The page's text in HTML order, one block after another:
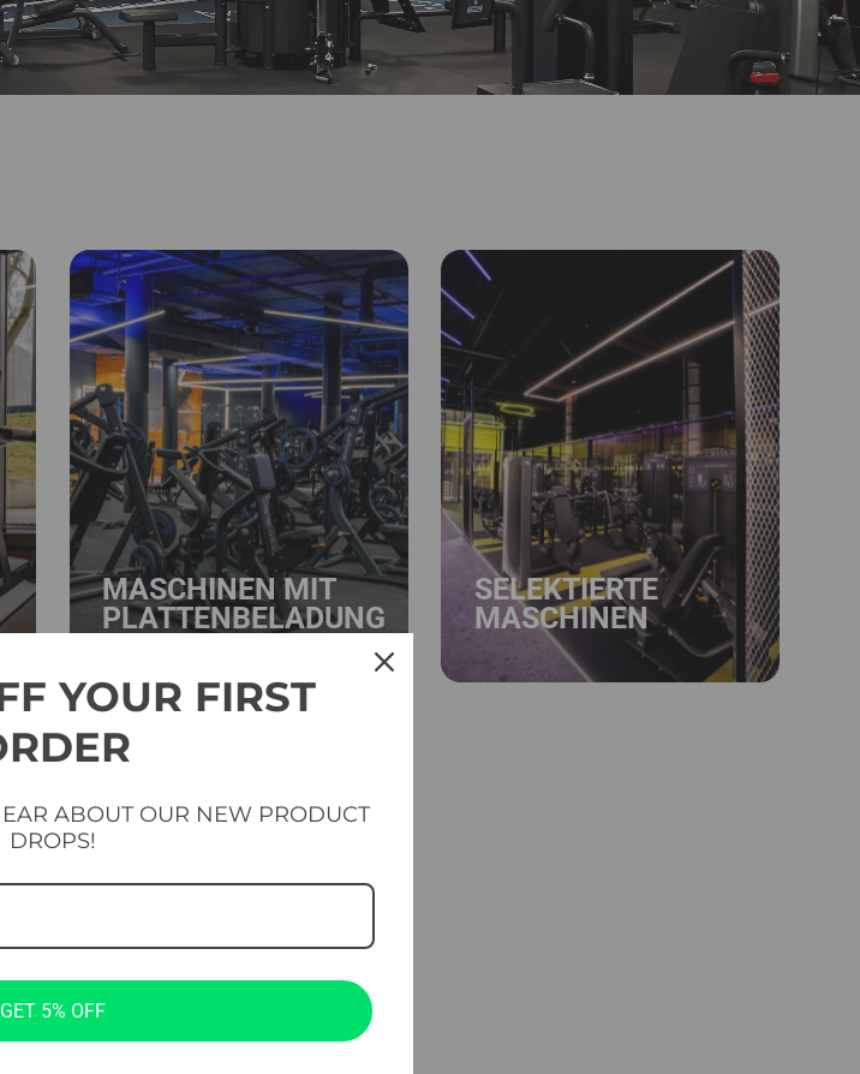
MASCHINEN MIT
PLATTENBELADUNG
SELEKTIERTE
MASCHINEN
YOUR FIRST
ABOUT OUR NEW PRODUCT
DROPS!
GET 5% OFF